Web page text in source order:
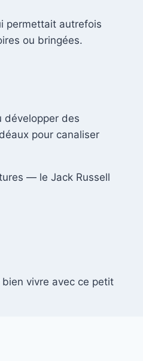
permettait autrefois
ou bringées.
développer des
pour canaliser
— le Jack Russell
vivre avec ce petit